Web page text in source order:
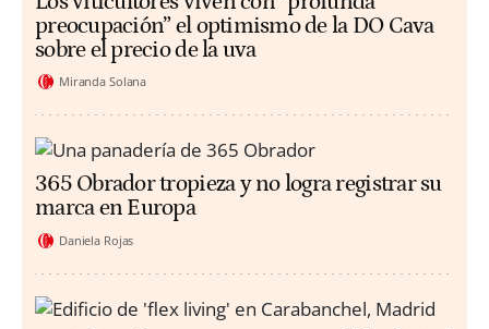
preocupación” el optimismo de la DO Cava
sobre el precio de la uva
Miranda Solana
365 Obrador tropieza y no logra registrar su
marca en Europa
Daniela Rojas